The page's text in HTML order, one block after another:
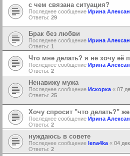
с чем связана ситуация?
Последнее сообщение Ирина
Ответы: 29
Брак без любви
Последнее сообщение Ирина
Ответы: 1
Что мне делать? я не хочу её
Последнее сообщение Ирина
Ответы: 2
Ненавижу мужа
Последнее сообщение Искорка « 07
Ответы: 25
Хочу спросит "что делать?"
Последнее сообщение Ирина
Ответы: 2
нуждаюсь в совете
Последнее сообщение lena4ka « 04
Ответы: 2